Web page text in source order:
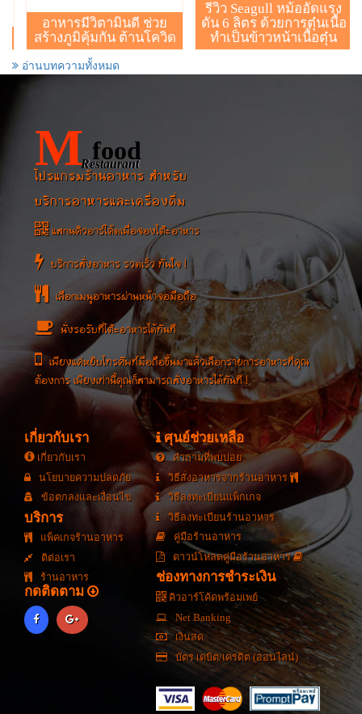
อาหารมีวิตามินดี ช่วย
สร้างภูมิคุ้มกัน ต้านโควิด
รีวิว Seagull หม้ออัดแรง
ดัน 6 ลิตร ด้วยการตุ๋นเนื้อ
ทำเป็นข้าวหน้าเนื้อตุ๋น
อ่านบทความทั้งหมด
M food
Restaurant
โปรแกรมร้านอาหาร สำหรับ
บริการอาหารและเครื่องดื่ม
แสกนคิวอาร์โค้ดเพื่อจองโต๊ะอาหาร
บริการสั่งอาหาร รวดเร็ว ทันใจ !
เลือกเมนูอาหารผ่านหน้าจอมือถือ
นั่งรอรับที่โต๊ะอาหารได้ทันที
เพียงแค่หยิบโทรศัพท์มือถือขึ้นมาแล้วเลือกรายการอาหารที่คุณ
ต้องการ เพียงเท่านี้คุณก็สามารถสั่งอาหารได้ทันที !
เกี่ยวกับเรา
เกี่ยวกับเรา
นโยบายความปลดภัย
ข้อตกลงและเงื่อนไข
บริการ
แพ็คเกจร้านอาหาร
ติต่อเรา
ร้านอาหาร
กดติดตาม
ศุนย์ช่วยเหลือ
คำถามที่พบบ่อย
วิธีสั่งอาหารจากร้านอาหาร
วิธีลงทะเบียนแพ็กเกจ
วิธีลงทะเบียนร้านอาหาร
คู่มือร้านอาหาร
ดาวน์โหลดคู่มือร้านอาหาร
ช่องทางการชำระเงิน
คิวอาร์โค้ดพร้อมเพย์
Net Banking
เงินสด
บัตร เดบิต/เครดิต (ออนไลน์)